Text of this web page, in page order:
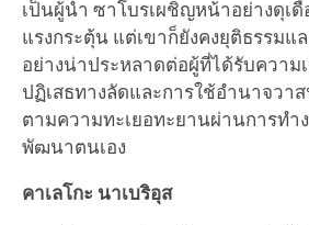
เป็นผู้นำ ซาโบรเผชิญหน้าอย่างดุเ
แรงกระตุ้น แต่เขาก็ยังคงยุติธรรมแ
อย่างน่าประหลาดต่อผู้ที่ได้รับความ
ปฏิเสธทางลัดและการใช้อำนาจวา
ตามความทะเยอทะยานผ่านการทำ
พัฒนาตนเอง
คาเลโกะ นาเบริอุส